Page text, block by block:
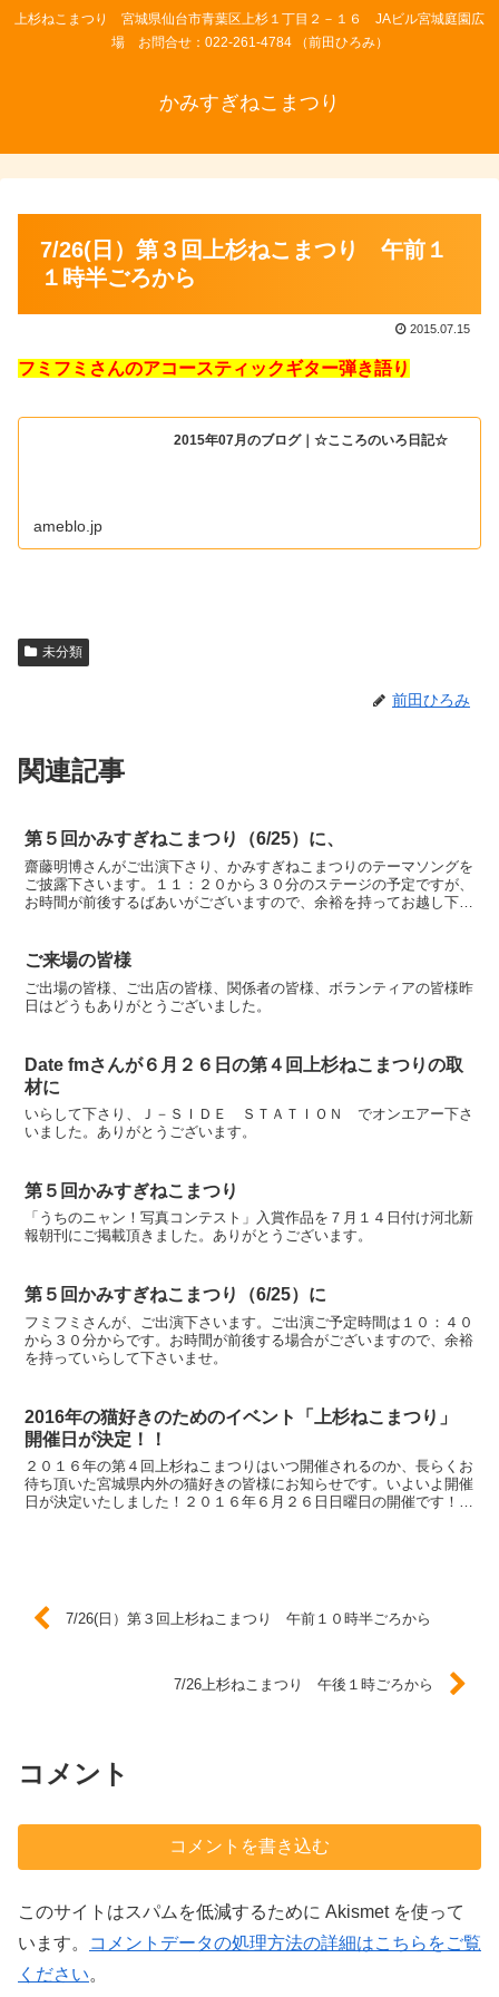
上杉ねこまつり 宮城県仙台市青葉区上杉１丁目２－１６ JAビル宮城庭園広
場 お問合せ：022-261-4784 （前田ひろみ）
かみすぎねこまつり
7/26(日）第３回上杉ねこまつり 午前１
１時半ごろから
2015.07.15
フミフミさんのアコースティックギター弾き語り
2015年07月のブログ｜☆こころのいろ日記☆
ameblo.jp
未分類
前田ひろみ
関連記事
第５回かみすぎねこまつり（6/25）に、
齋藤明博さんがご出演下さり、かみすぎねこまつりのテーマソングを
ご披露下さいます。１１：２０から３０分のステージの予定ですが、
お時間が前後するばあいがございますので、余裕を持ってお越し下さ
ご来場の皆様
ご出場の皆様、ご出店の皆様、関係者の皆様、ボランティアの皆様昨
日はどうもありがとうございました。
Date fmさんが６月２６日の第４回上杉ねこまつりの取
材に
いらして下さり、Ｊ－ＳＩＤＥ ＳＴＡＴＩＯＮ でオンエアー下さ
いました。ありがとうございます。
第５回かみすぎねこまつり
「うちのニャン！写真コンテスト」入賞作品を７月１４日付け河北新
報朝刊にご掲載頂きました。ありがとうございます。
第５回かみすぎねこまつり（6/25）に
フミフミさんが、ご出演下さいます。ご出演ご予定時間は１０：４０
から３０分からです。お時間が前後する場合がございますので、余裕
を持っていらして下さいませ。
2016年の猫好きのためのイベント「上杉ねこまつり」
開催日が決定！！
２０１６年の第４回上杉ねこまつりはいつ開催されるのか、長らくお
待ち頂いた宮城県内外の猫好きの皆様にお知らせです。いよいよ開催
日が決定いたしました！２０１６年６月２６日日曜日の開催です！！
7/26(日）第３回上杉ねこまつり 午前１０時半ごろから
7/26上杉ねこまつり 午後１時ごろから
コメント
コメントを書き込む
このサイトはスパムを低減するために Akismet を使って
います。
コメントデータの処理方法の詳細はこちらをご覧
ください。